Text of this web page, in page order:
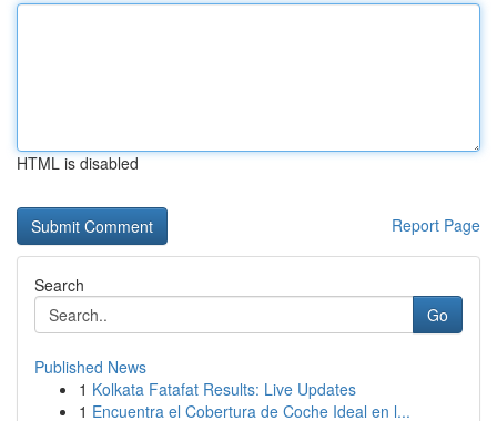
HTML is disabled
Report Page
Search
Go
Published News
1 Kolkata Fatafat Results: Live Updates
1 Encuentra el Cobertura de Coche Ideal en l...